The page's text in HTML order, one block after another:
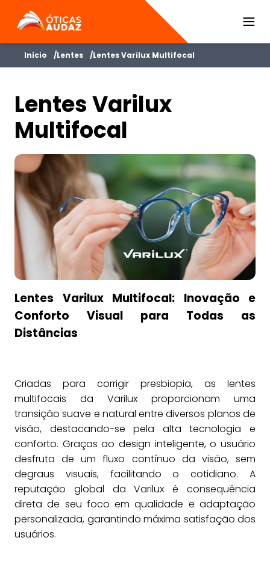
ÓTICAS AUDAZ
Início Lentes Lentes Varilux Multifocal
Lentes Varilux
Multifocal
Lentes Varilux Multifocal: Inovação e
Conforto Visual para Todas as
Distâncias
Criadas para corrigir presbiopia, as lentes
multifocais da Varilux proporcionam uma
transição suave e natural entre diversos planos de
visão, destacando-se pela alta tecnologia e
conforto. Graças ao design inteligente, o usuário
desfruta de um fluxo contínuo da visão, sem
degraus visuais, facilitando o cotidiano. A
reputação global da Varilux é consequência
direta de seu foco em qualidade e adaptação
personalizada, garantindo máxima satisfação dos
usuários.